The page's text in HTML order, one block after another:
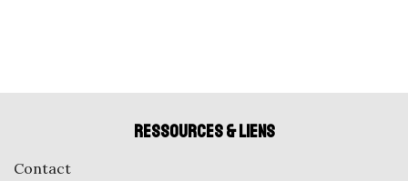
Ressources & liens
Contact